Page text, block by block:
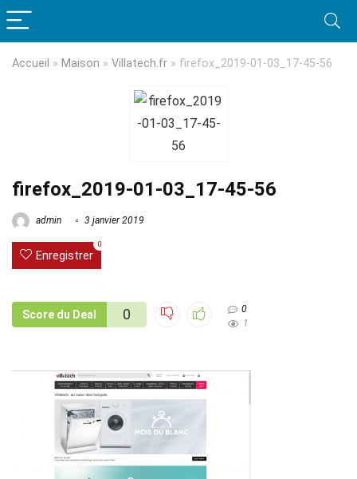
Accueil » Maison » Villatech.fr » firefox_2019-01-03_17-45-56
firefox_2019-01-03_17-45-56
admin 3 janvier 2019
Enregistrer
0
Score du Deal 0
0
1